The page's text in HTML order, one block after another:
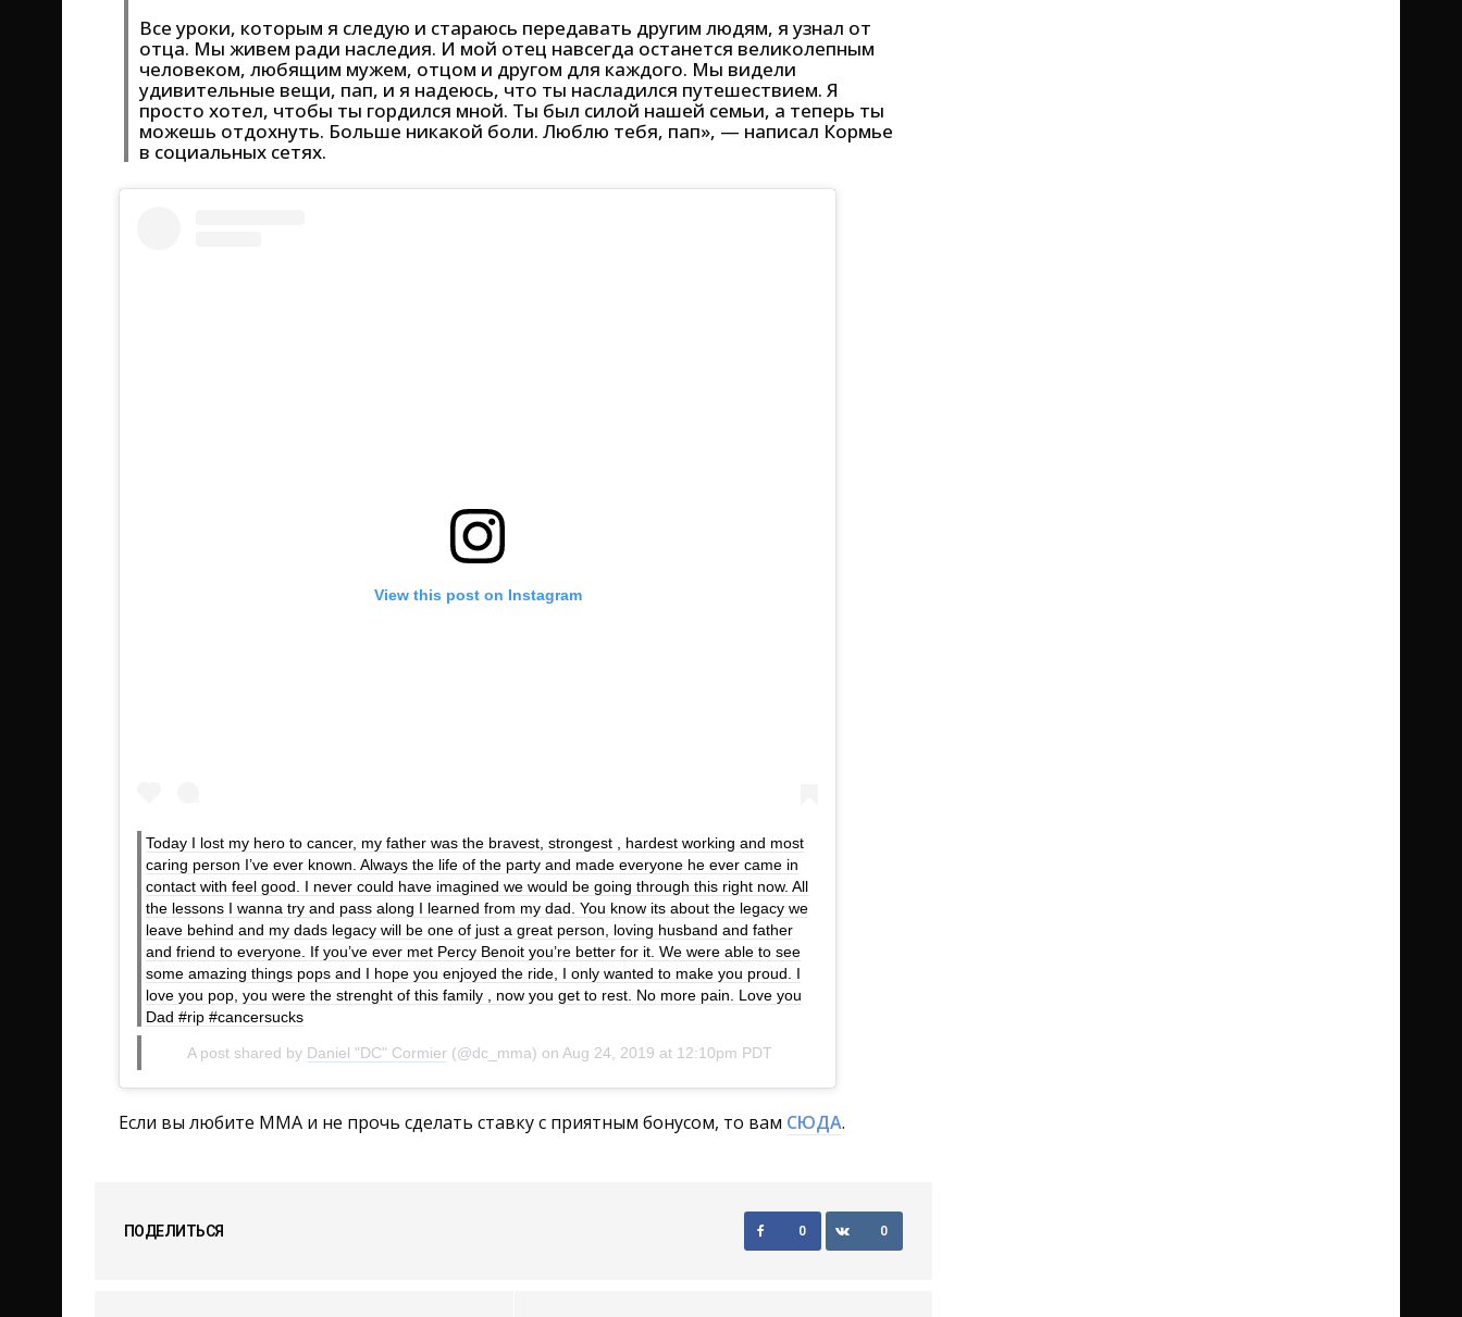
Все уроки, которым я следую и стараюсь передавать другим людям, я узнал от
отца. Мы живем ради наследия. И мой отец навсегда останется великолепным
человеком, любящим мужем, отцом и другом для каждого. Мы видели
удивительные вещи, пап, и я надеюсь, что ты насладился путешествием. Я
просто хотел, чтобы ты гордился мной. Ты был силой нашей семьи, а теперь ты
можешь отдохнуть. Больше никакой боли. Люблю тебя, пап», — написал Кормье
в социальных сетях.
View this post on Instagram
Today I lost my hero to cancer, my father was the bravest, strongest , hardest working and most
caring person I’ve ever known. Always the life of the party and made everyone he ever came in
contact with feel good. I never could have imagined we would be going through this right now. All
the lessons I wanna try and pass along I learned from my dad. You know its about the legacy we
leave behind and my dads legacy will be one of just a great person, loving husband and father
and friend to everyone. If you’ve ever met Percy Benoit you’re better for it. We were able to see
some amazing things pops and I hope you enjoyed the ride, I only wanted to make you proud. I
love you pop, you were the strenght of this family , now you get to rest. No more pain. Love you
Dad #rip #cancersucks
A post shared by Daniel "DC" Cormier (@dc_mma) on Aug 24, 2019 at 12:10pm PDT
Если вы любите ММА и не прочь сделать ставку с приятным бонусом, то вам СЮДА.
ПОДЕЛИТЬСЯ 0 0